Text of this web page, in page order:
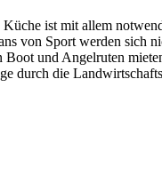
ist mit allem
von Sport werden sich
Boot und Angelruten
durch die